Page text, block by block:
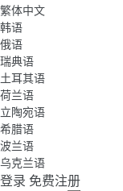
繁体中文
韩语
俄语
瑞典语
土耳其语
荷兰语
立陶宛语
希腊语
波兰语
乌克兰语
登录 免费注册